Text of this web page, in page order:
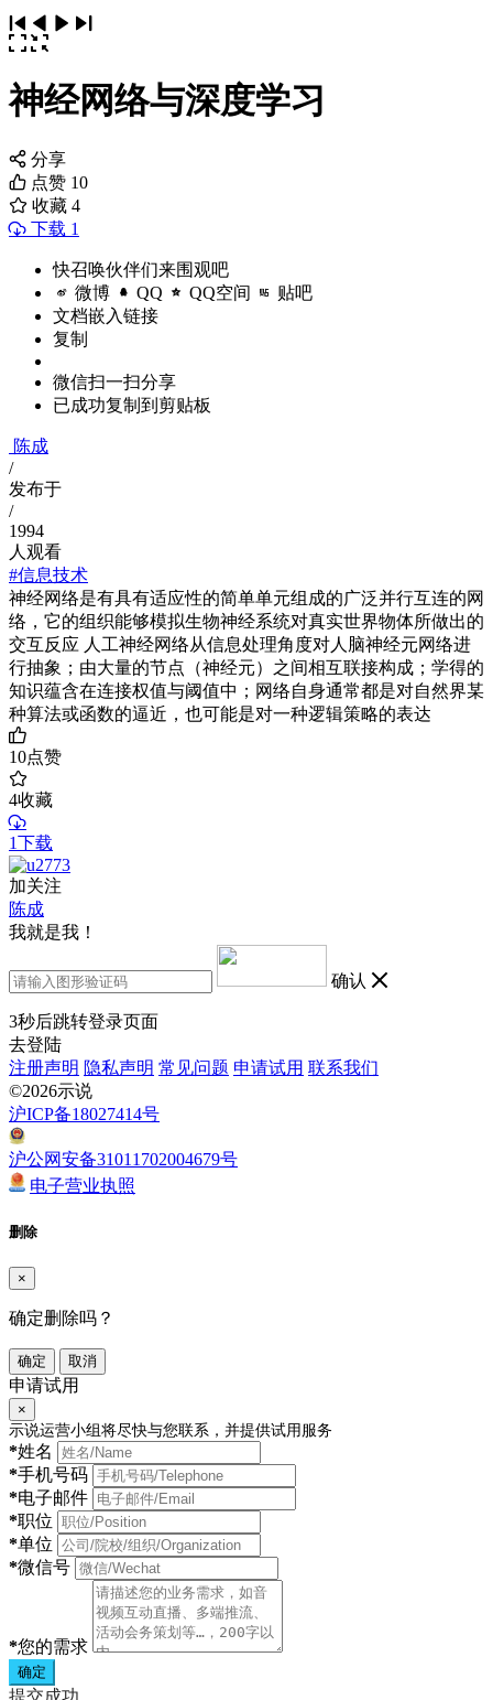
神经网络与深度学习
分享
点赞 10
收藏 4
下载 1
快召唤伙伴们来围观吧
微博 QQ QQ空间 贴吧
文档嵌入链接
复制
微信扫一扫分享
已成功复制到剪贴板
陈成
/
发布于
/
1994
人观看
#信息技术
神经网络是有具有适应性的简单单元组成的广泛并行互连的网
络，它的组织能够模拟生物神经系统对真实世界物体所做出的
交互反应 人工神经网络从信息处理角度对人脑神经元网络进
行抽象；由大量的节点（神经元）之间相互联接构成；学得的
知识蕴含在连接权值与阈值中；网络自身通常都是对自然界某
种算法或函数的逼近，也可能是对一种逻辑策略的表达
10点赞
4收藏
1下载
加关注
陈成
我就是我！
确认
3秒后跳转登录页面
去登陆
注册声明 隐私声明 常见问题 申请试用 联系我们
©2026示说
沪ICP备18027414号
沪公网安备31011702004679号
电子营业执照
删除
×
确定删除吗？
确定 取消
申请试用
×
示说运营小组将尽快与您联系，并提供试用服务
*姓名
*手机号码
*电子邮件
*职位
*单位
*微信号
*您的需求
确定